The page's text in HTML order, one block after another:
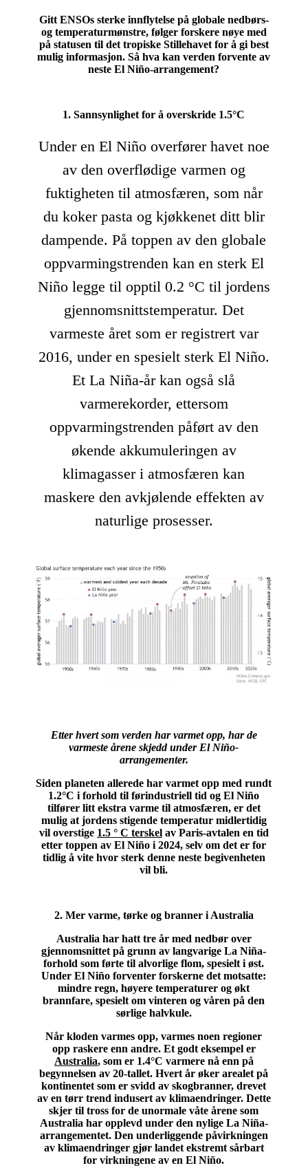
Gitt ENSOs sterke innflytelse på globale nedbørs-
og temperaturmønstre, følger forskere nøye med
på statusen til det tropiske Stillehavet for å gi best
mulig informasjon. Så hva kan verden forvente av
neste El Niño-arrangement?
1. Sannsynlighet for å overskride 1.5°C
Under en El Niño overfører havet noe
av den overflødige varmen og
fuktigheten til atmosfæren, som når
du koker pasta og kjøkkenet ditt blir
dampende. På toppen av den globale
oppvarmingstrenden kan en sterk El
Niño legge til opptil 0.2 °C til jordens
gjennomsnittstemperatur. Det
varmeste året som er registrert var
2016, under en spesielt sterk El Niño.
Et La Niña-år kan også slå
varmerekorder, ettersom
oppvarmingstrenden påført av den
økende akkumuleringen av
klimagasser i atmosfæren kan
maskere den avkjølende effekten av
naturlige prosesser.
Etter hvert som verden har varmet opp, har de
varmeste årene skjedd under El Niño-
arrangementer.
Siden planeten allerede har varmet opp med rundt
1.2°C i forhold til førindustriell tid og El Niño
tilfører litt ekstra varme til atmosfæren, er det
mulig at jordens stigende temperatur midlertidig
vil overstige 1.5 ° C terskelav Paris-avtalen en tid
etter toppen av El Niño i 2024, selv om det er for
tidlig å vite hvor sterk denne neste begivenheten
vil bli.
2. Mer varme, tørke og branner i Australia
Australia har hatt tre år med nedbør over
gjennomsnittet på grunn av langvarige La Niña-
forhold som førte til alvorlige flom, spesielt i øst.
Under El Niño forventer forskerne det motsatte:
mindre regn, høyere temperaturer og økt
brannfare, spesielt om vinteren og våren på den
sørlige halvkule.
Når kloden varmes opp, varmes noen regioner
opp raskere enn andre. Et godt eksempel er
Australia, som er 1.4°C varmere nå enn på
begynnelsen av 20-tallet. Hvert år øker arealet på
kontinentet som er svidd av skogbranner, drevet
av en tørr trend indusert av klimaendringer. Dette
skjer til tross for de unormale våte årene som
Australia har opplevd under den nylige La Niña-
arrangementet. Den underliggende påvirkningen
av klimaendringer gjør landet ekstremt sårbart
for virkningene av en El Niño.